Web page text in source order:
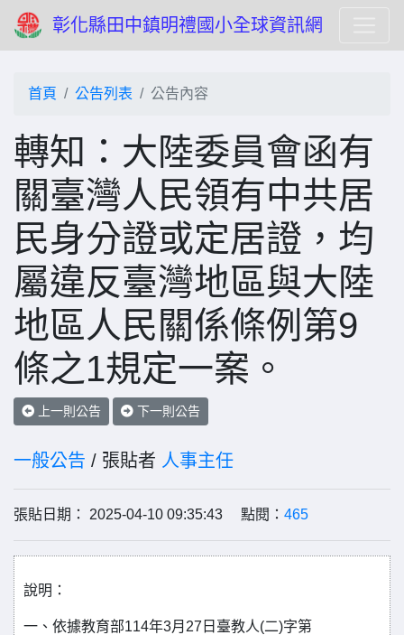
彰化縣田中鎮明禮國小全球資訊網
首頁 公告列表 公告內容
轉知：大陸委員會函有
關臺灣人民領有中共居
民身分證或定居證，均
屬違反臺灣地區與大陸
地區人民關係條例第9
條之1規定一案。
上一則公告 下一則公告
一般公告 / 張貼者 人事主任
張貼日期： 2025-04-10 09:35:43 點閱： 465
說明：
一、依據教育部114年3月27日臺教人(二)字第